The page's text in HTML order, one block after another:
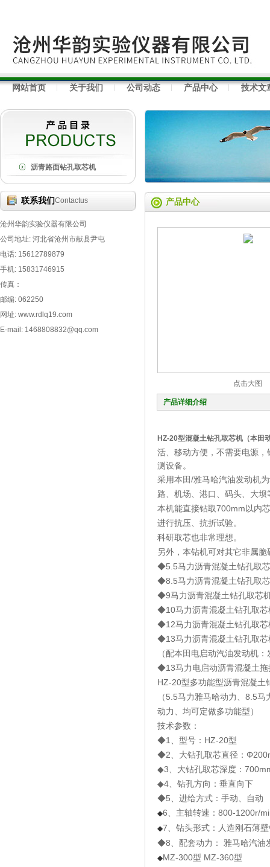
网站首页 关于我们 公司动态 产品中心 技术文
沥青路面钻孔取芯机
联系我们Contactus
沧州华韵实验仪器有限公司
公司地址: 河北省沧州市献县尹屯
电话: 15612789879
手机: 15831746915
传真：
邮编: 062250
网址: www.rdlq19.com
E-mail: 1468808832@qq.com
产品中心
点击大图
产品详细介绍
HZ-20型混凝土钻孔取芯机（本田
活、移动方便，不需要电源
测设备。
采用本田/雅马哈汽油发动机
路、机场、港口、码头、大
本机能直接钻取700mm以内
进行抗压、抗折试验。
科研取芯也非常理想。
另外，本钻机可对其它非属
◆5.5马力沥青混凝土钻孔取
◆8.5马力沥青混凝土钻孔取
◆9马力沥青混凝土钻孔取芯
◆10马力沥青混凝土钻孔取
◆12马力沥青混凝土钻孔取
◆13马力沥青混凝土钻孔取芯
（配本田电启动汽油发动机
◆13马力电启动沥青混凝土拖
HZ-20型多功能型沥青混凝土
（5.5马力雅马哈动力、8.5
动力、均可定做多功能型）
技术参数：
◆1、型号：HZ-20型
◆2、大钻孔取芯直径：
◆3、大钻孔取芯深度：
◆4、钻孔方向：垂直向下
◆5、进给方式：手动、自动
◆6、主轴转速：800-1200r/
◆7、钻头形式：人造刚石薄
◆8、配套动力： 雅马哈汽油
◆MZ-300型 MZ-360型